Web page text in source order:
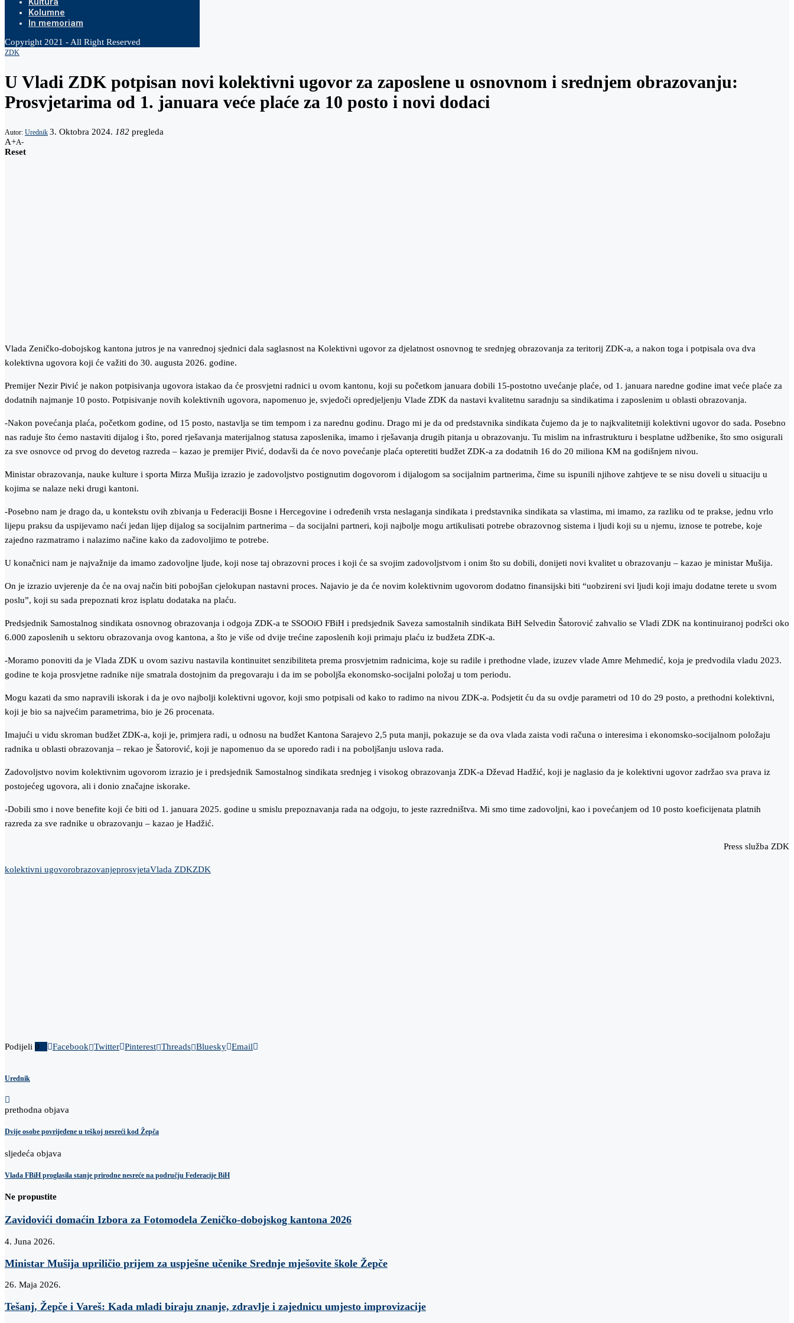
Kolumne
In memoriam
Copyright 2021 - All Right Reserved
ZDK
U Vladi ZDK potpisan novi kolektivni ugovor za zaposlene u osnovnom i srednjem obrazovanju:
Prosvjetarima od 1. januara veće plaće za 10 posto i novi dodaci
Autor: Urednik 3. Oktobra 2024. 182 pregleda
A+A-
Reset
Vlada Zeničko-dobojskog kantona jutros je na vanrednoj sjednici dala saglasnost na Kolektivni ugovor za djelatnost osnovnog te srednjeg obrazovanja za teritorij ZDK-a, a nakon toga i potpisala ova dva
kolektivna ugovora koji će važiti do 30. augusta 2026. godine.
Premijer Nezir Pivić je nakon potpisivanja ugovora istakao da će prosvjetni radnici u ovom kantonu, koji su početkom januara dobili 15-postotno uvećanje plaće, od 1. januara naredne godine imat veće plaće za
dodatnih najmanje 10 posto. Potpisivanje novih kolektivnih ugovora, napomenuo je, svjedoči opredjeljenju Vlade ZDK da nastavi kvalitetnu saradnju sa sindikatima i zaposlenim u oblasti obrazovanja.
-Nakon povećanja plaća, početkom godine, od 15 posto, nastavlja se tim tempom i za narednu godinu. Drago mi je da od predstavnika sindikata čujemo da je to najkvalitetniji kolektivni ugovor do sada. Posebno
nas raduje što ćemo nastaviti dijalog i što, pored rješavanja materijalnog statusa zaposlenika, imamo i rješavanja drugih pitanja u obrazovanju. Tu mislim na infrastrukturu i besplatne udžbenike, što smo osigurali
za sve osnovce od prvog do devetog razreda – kazao je premijer Pivić, dodavši da će novo povećanje plaća opteretiti budžet ZDK-a za dodatnih 16 do 20 miliona KM na godišnjem nivou.
Ministar obrazovanja, nauke kulture i sporta Mirza Mušija izrazio je zadovoljstvo postignutim dogovorom i dijalogom sa socijalnim partnerima, čime su ispunili njihove zahtjeve te se nisu doveli u situaciju u
kojima se nalaze neki drugi kantoni.
-Posebno nam je drago da, u kontekstu ovih zbivanja u Federaciji Bosne i Hercegovine i određenih vrsta neslaganja sindikata i predstavnika sindikata sa vlastima, mi imamo, za razliku od te prakse, jednu vrlo
lijepu praksu da uspijevamo naći jedan lijep dijalog sa socijalnim partnerima – da socijalni partneri, koji najbolje mogu artikulisati potrebe obrazovnog sistema i ljudi koji su u njemu, iznose te potrebe, koje
zajedno razmatramo i nalazimo načine kako da zadovoljimo te potrebe.
U konačnici nam je najvažnije da imamo zadovoljne ljude, koji nose taj obrazovni proces i koji će sa svojim zadovoljstvom i onim što su dobili, donijeti novi kvalitet u obrazovanju – kazao je ministar Mušija.
On je izrazio uvjerenje da će na ovaj način biti pobojšan cjelokupan nastavni proces. Najavio je da će novim kolektivnim ugovorom dodatno finansijski biti “uobzireni svi ljudi koji imaju dodatne terete u svom
poslu”, koji su sada prepoznati kroz isplatu dodataka na plaću.
Predsjednik Samostalnog sindikata osnovnog obrazovanja i odgoja ZDK-a te SSOOiO FBiH i predsjednik Saveza samostalnih sindikata BiH Selvedin Šatorović zahvalio se Vladi ZDK na kontinuiranoj podršci oko
6.000 zaposlenih u sektoru obrazovanja ovog kantona, a što je više od dvije trećine zaposlenih koji primaju plaću iz budžeta ZDK-a.
-Moramo ponoviti da je Vlada ZDK u ovom sazivu nastavila kontinuitet senzibiliteta prema prosvjetnim radnicima, koje su radile i prethodne vlade, izuzev vlade Amre Mehmedić, koja je predvodila vladu 2023.
godine te koja prosvjetne radnike nije smatrala dostojnim da pregovaraju i da im se poboljša ekonomsko-socijalni položaj u tom periodu.
Mogu kazati da smo napravili iskorak i da je ovo najbolji kolektivni ugovor, koji smo potpisali od kako to radimo na nivou ZDK-a. Podsjetit ću da su ovdje parametri od 10 do 29 posto, a prethodni kolektivni,
koji je bio sa najvećim parametrima, bio je 26 procenata.
Imajući u vidu skroman budžet ZDK-a, koji je, primjera radi, u odnosu na budžet Kantona Sarajevo 2,5 puta manji, pokazuje se da ova vlada zaista vodi računa o interesima i ekonomsko-socijalnom položaju
radnika u oblasti obrazovanja – rekao je Šatorović, koji je napomenuo da se uporedo radi i na poboljšanju uslova rada.
Zadovoljstvo novim kolektivnim ugovorom izrazio je i predsjednik Samostalnog sindikata srednjeg i visokog obrazovanja ZDK-a Dževad Hadžić, koji je naglasio da je kolektivni ugovor zadržao sva prava iz
postojećeg ugovora, ali i donio značajne iskorake.
-Dobili smo i nove benefite koji će biti od 1. januara 2025. godine u smislu prepoznavanja rada na odgoju, to jeste razredništva. Mi smo time zadovoljni, kao i povećanjem od 10 posto koeficijenata platnih
razreda za sve radnike u obrazovanju – kazao je Hadžić.
Press služba ZDK
kolektivni ugovorobrazovanjeprosvjetaVlada ZDKZDK
Podijeli 0 Facebook Twitter Pinterest Threads Bluesky Email
Urednik
prethodna objava
Dvije osobe povrijeđene u teškoj nesreći kod Žepča
sljedeća objava
Vlada FBiH proglasila stanje prirodne nesreće na području Federacije BiH
Ne propustite
Zavidovići domaćin Izbora za Fotomodela Zeničko-dobojskog kantona 2026
4. Juna 2026.
Ministar Mušija upriličio prijem za uspješne učenike Srednje mješovite škole Žepče
26. Maja 2026.
Tešanj, Žepče i Vareš: Kada mladi biraju znanje, zdravlje i zajednicu umjesto improvizacije